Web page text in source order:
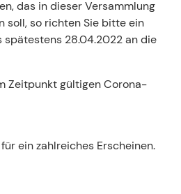
das in dieser Versammlung
soll, so richten Sie bitte ein
spätestens 28.04.2022 an die
Zeitpunkt gültigen Corona-
ein zahlreiches Erscheinen.